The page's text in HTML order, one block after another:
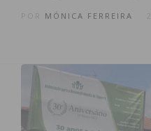
MÓNICA FERREIRA